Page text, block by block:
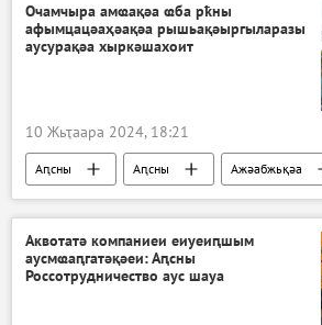
Очамчыра амҩақәа ҩба рҟны
афымцацәаҳәақәа рышьақәыргыларазы
аусурақәа хыркәшахоит
10 Жьҭаара 2024, 18:21
Аԥсны Аԥсны Ажәабжьқәа
Аквотатә компаниеи еиуеиԥшым
аусмҩаԥгатәқәеи: Аԥсны
Россотрудничество аус шауа